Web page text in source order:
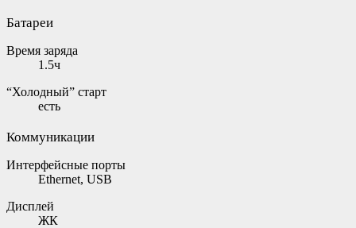
Батареи
Время заряда
1.5ч
“Холодный” старт
есть
Коммуникации
Интерфейсные порты
Ethernet, USB
Дисплей
ЖК